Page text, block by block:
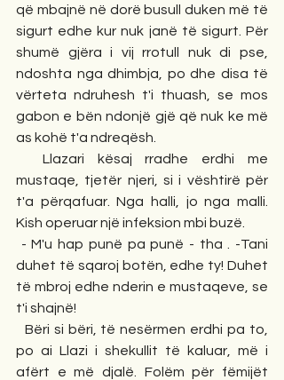
që mbajnë në dorë busull duken më të
sigurt edhe kur nuk janë të sigurt. Për
shumë gjëra i vij rrotull nuk di pse,
ndoshta nga dhimbja, po dhe disa të
vërteta ndruhesh t'i thuash, se mos
gabon e bën ndonjë gjë që nuk ke më
as kohë t'a ndreqësh.
mustaqe, tjetër njeri, si i vështirë për
t'a përqafuar. Nga halli, jo nga malli.
Kish operuar një infeksion mbi buzë.
duhet të sqaroj botën, edhe ty! Duhet
të mbroj edhe nderin e mustaqeve, se
t'i shajnë!
po ai Llazi i shekullit të kaluar, më i
afërt e më djalë. Folëm për fëmijët